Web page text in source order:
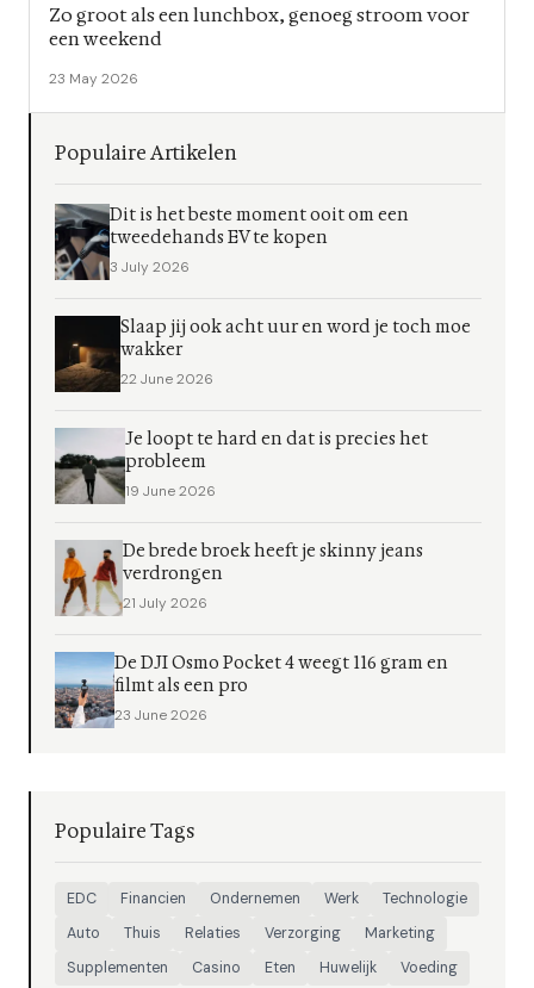
Zo groot als een lunchbox, genoeg stroom voor
een weekend
23 May 2026
Populaire Artikelen
Dit is het beste moment ooit om een
tweedehands EV te kopen
3 July 2026
Slaap jij ook acht uur en word je toch moe
wakker
22 June 2026
Je loopt te hard en dat is precies het
probleem
19 June 2026
De brede broek heeft je skinny jeans
verdrongen
21 July 2026
De DJI Osmo Pocket 4 weegt 116 gram en
filmt als een pro
23 June 2026
Populaire Tags
EDC Financien Ondernemen Werk
Technologie
Auto
Thuis Relaties Verzorging
Marketing
Supplementen
Casino Eten Huwelijk Voeding